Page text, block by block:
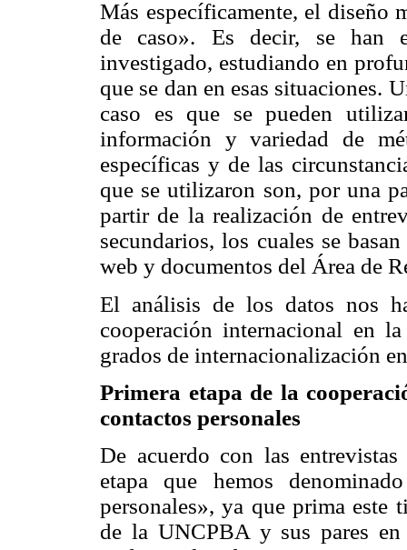
Más específicamente, el diseño
de caso». Es decir, se han
investigado, estudiando en
que se dan en esas situaciones.
caso es que se pueden
información y variedad de
específicas y de las
que se utilizaron son, por una
partir de la realización de
secundarios, los cuales se
web y documentos del Área de
El análisis de los datos nos
cooperación internacional en la
grados de internacionalización
Primera etapa de la
contactos personales
De acuerdo con las
etapa que hemos
personales», ya que prima este
de la UNCPBA y sus pares